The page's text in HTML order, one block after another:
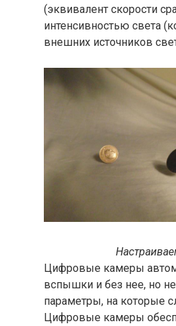
(эквивалент скорости
интенсивностью света
внешних источников
Цифровые камеры
вспышки и без нее, но
параметры, на которые
Цифровые камеры